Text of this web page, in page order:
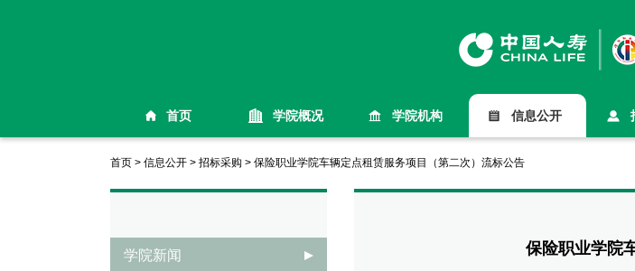
首页 学院概况 学院机构 信息公开
首页 > 信息公开 > 招标采购 > 保险职业学院车辆定点租赁服务项目（第二次）流标公告
保险职业学院
学院新闻